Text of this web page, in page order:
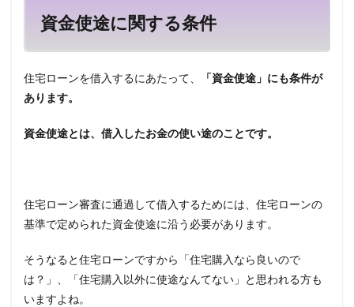
資金使途に関する条件
住宅ローンを借入するにあたって、
「資金使途」にも条件が
あります。
資金使途とは、借入したお金の使い途のことです。
住宅ローン審査に通過して借入するためには、住宅ローンの
基準で定められた資金使途に沿う必要があります。
そうなると住宅ローンですから「住宅購入なら良いので
は？」、「住宅購入以外に使途なんてない」と思われる方も
いますよね。